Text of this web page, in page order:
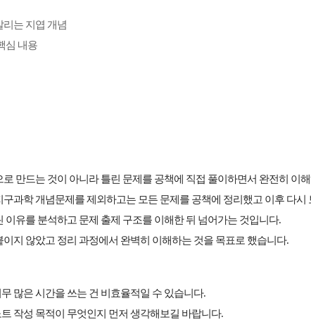
리는 지엽 개념
심 내용
로 만드는 것이 아니라 틀린 문제를 공책에 직접 풀이하면서 완전히 이
구과학 개념문제를 제외하고는 모든 문제를 공책에 정리했고 이후 다시
이유를 분석하고 문제 출제 구조를 이해한 뒤 넘어가는 것입니다.
이지 않았고 정리 과정에서 완벽히 이해하는 것을 목표로 했습니다.
많은 시간을 쓰는 건 비효율적일 수 있습니다.
작성 목적이 무엇인지 먼저 생각해보길 바랍니다.